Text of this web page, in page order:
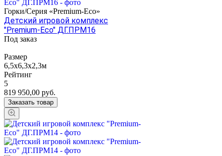
Горки/Серия «Premium-Eco»
Детский игровой комплекс
"Premium-Eco" ДГ.ПРМ16
Под заказ
Размер
6,5x6,3x2,3м
Рейтинг
5
819 950,00 руб.
Заказать товар